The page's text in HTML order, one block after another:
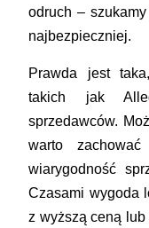
odruch –
najbezpieczniej.
Prawda jest
takich jak
sprzedawców.
warto
wiarygodność
Czasami wygoda
z wyższą ceną